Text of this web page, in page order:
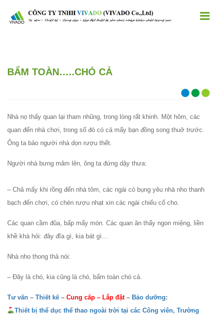
BẨM TOÀN…..CHÓ CẢ
Nhà nọ thấy quan lại tham nhũng, trong lòng rất khinh. Một hôm, các
quan đến nhà chơi, trong số đó có cả mấy bạn đồng song thuở trước.
Ông ta bảo người nhà dọn rượu thết.
Người nhà bưng mâm lên, ông ta đứng dậy thưa:
– Chả mấy khi rồng đến nhà tôm, các ngài có bụng yêu nhà nho thanh
bạch đến chơi, có chén rượu nhạt xin các ngài chiếu cố cho.
Các quan cầm đũa, bấp mấy món. Các quan ăn thấy ngon miệng, liền
khề khà hỏi: đây đĩa gì, kia bát gì…
Nhà nho thong thả nói:
– Ðây là chó, kia cũng là chó, bẩm toàn chó cả.
Tư vấn – Thiết kế – Cung cấp – Lắp đặt– Bảo dưỡng:
Thiết bị thể dục thể thao ngoài trời tại các Công viên, Trường